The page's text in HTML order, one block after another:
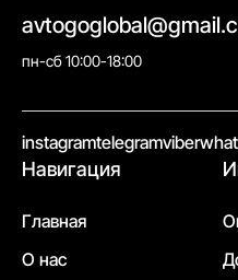
пн-сб 10:00-18:00
instagramtelegramviber
Навигация
Главная
О нас